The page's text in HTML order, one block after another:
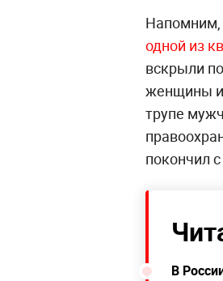
Напомним,
одной из
вскрыли
женщины и
трупе
покончил
В